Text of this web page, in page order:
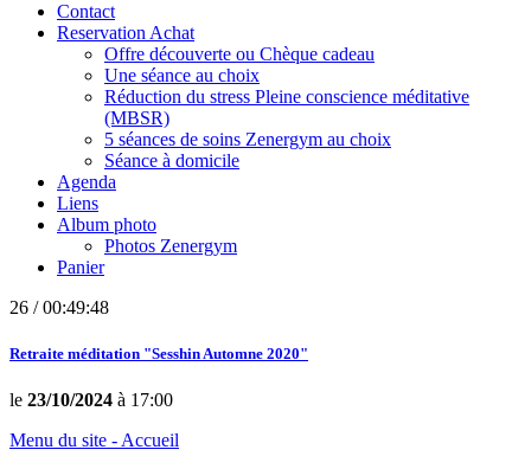
Contact
Reservation Achat
Offre découverte ou Chèque cadeau
Une séance au choix
Réduction du stress Pleine conscience méditative
(MBSR)
5 séances de soins Zenergym au choix
Séance à domicile
Agenda
Liens
Album photo
Photos Zenergym
Panier
26 / 00:49:48
Retraite méditation "Sesshin Automne 2020"
le 23/10/2024 à 17:00
Menu du site - Accueil